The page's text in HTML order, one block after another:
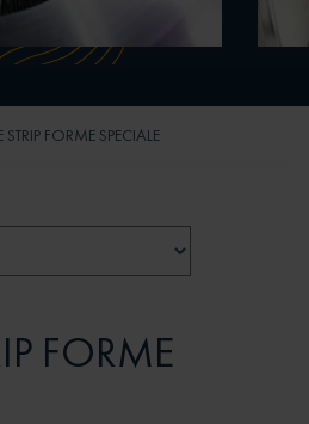
STRIP FORME SPECIALE
FORME